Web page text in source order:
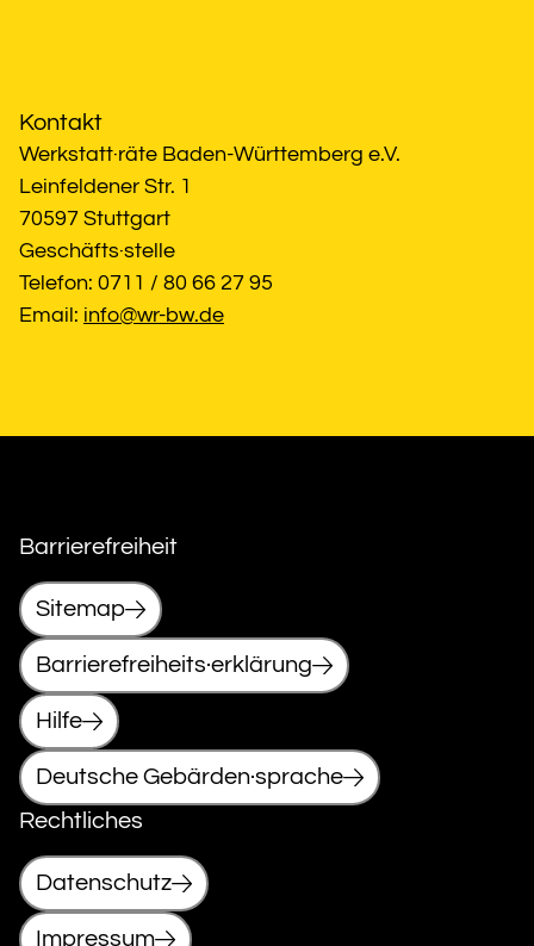
Kontakt
Werkstatt·räte Baden-Württemberg e.V.
Leinfeldener Str. 1
70597 Stuttgart
Geschäfts·stelle
Telefon: 0711 / 80 66 27 95
Email: info@wr-bw.de
Barrierefreiheit
Sitemap
Barrierefreiheits·erklärung
Hilfe
Deutsche Gebärden·sprache
Rechtliches
Datenschutz
Impressum